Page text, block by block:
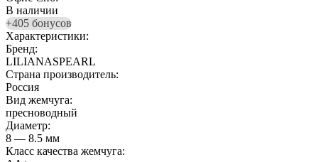
В наличии
+405 бонусов
Характеристики:
Бренд:
LILIANASPEARL
Страна производитель:
Россия
Вид жемчуга:
пресноводный
Диаметр:
8 — 8.5 мм
Класс качества жемчуга: